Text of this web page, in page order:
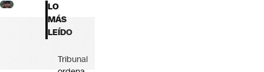
LO
MÁS
LEÍDO
Tribunal